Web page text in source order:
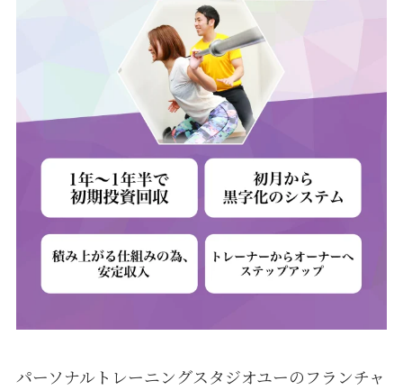
パーソナルトレーニングスタジオユーのフランチャ